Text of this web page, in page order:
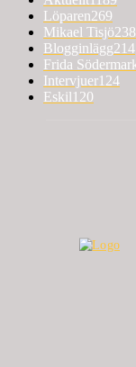
Löparen269
Mikael Tisjö238
Blogginlägg214
Frida
Intervjuer124
Eskil120